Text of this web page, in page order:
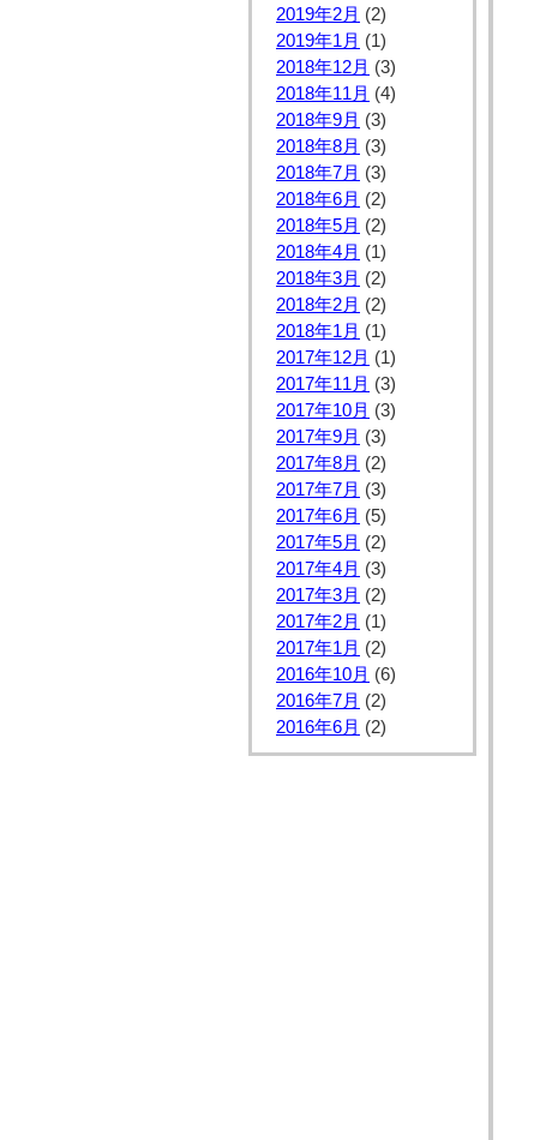
2019年2月 (2)
2019年1月 (1)
2018年12月 (3)
2018年11月 (4)
2018年9月 (3)
2018年8月 (3)
2018年7月 (3)
2018年6月 (2)
2018年5月 (2)
2018年4月 (1)
2018年3月 (2)
2018年2月 (2)
2018年1月 (1)
2017年12月 (1)
2017年11月 (3)
2017年10月 (3)
2017年9月 (3)
2017年8月 (2)
2017年7月 (3)
2017年6月 (5)
2017年5月 (2)
2017年4月 (3)
2017年3月 (2)
2017年2月 (1)
2017年1月 (2)
2016年10月 (6)
2016年7月 (2)
2016年6月 (2)